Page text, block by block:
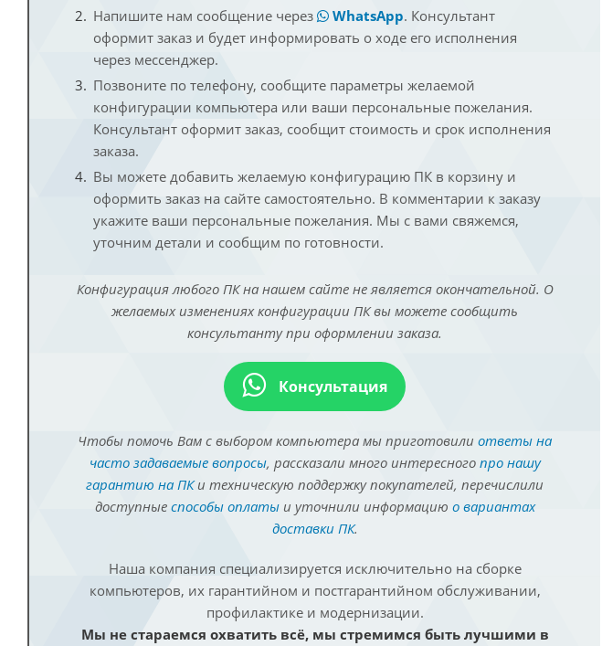
Напишите нам сообщение через
WhatsApp. Консультант
оформит заказ и будет информировать о ходе его исполнения
через мессенджер.
Позвоните по телефону, сообщите параметры желаемой
конфигурации компьютера или ваши персональные пожелания.
Консультант оформит заказ, сообщит стоимость и срок исполнения
заказа.
Вы можете добавить желаемую конфигурацию ПК в корзину и
оформить заказ на сайте самостоятельно. В комментарии к заказу
укажите ваши персональные пожелания. Мы с вами свяжемся,
уточним детали и сообщим по готовности.
Конфигурация любого ПК на нашем сайте не является окончательной. О
желаемых изменениях конфигурации ПК вы можете сообщить
консультанту при оформлении заказа.
Консультация
Чтобы помочь Вам с выбором компьютера мы приготовили ответы на
часто задаваемые вопросы, рассказали много интересного про нашу
гарантию на ПКи техническую поддержку покупателей, перечислили
доступные способы оплатыи уточнили информацию о вариантах
доставки ПК.
Наша компания специализируется исключительно на сборке
компьютеров, их гарантийном и постгарантийном обслуживании,
профилактике и модернизации.
Мы не стараемся охватить всё, мы стремимся быть лучшими в